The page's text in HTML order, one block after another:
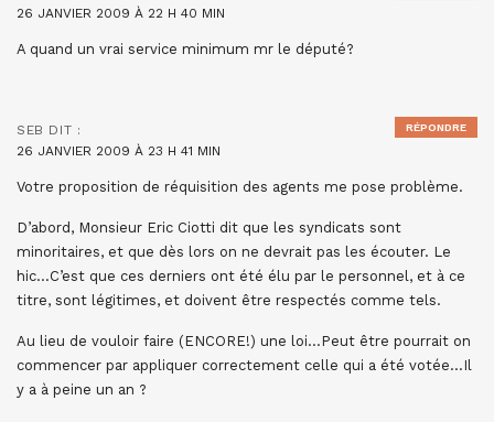
26 JANVIER 2009 À 22 H 40 MIN
A quand un vrai service minimum mr le député?
SEB DIT :
26 JANVIER 2009 À 23 H 41 MIN
Votre proposition de réquisition des agents me pose problème.
D’abord, Monsieur Eric Ciotti dit que les syndicats sont
minoritaires, et que dès lors on ne devrait pas les écouter. Le
hic…C’est que ces derniers ont été élu par le personnel, et à ce
titre, sont légitimes, et doivent être respectés comme tels.
Au lieu de vouloir faire (ENCORE!) une loi…Peut être pourrait on
commencer par appliquer correctement celle qui a été votée…Il
y a à peine un an ?
RÉPONDRE